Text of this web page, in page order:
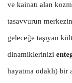
ve kainatı alan
tasavvurun
geleceğe taşıyan
dinamiklerinizi
hayatına odaklı)